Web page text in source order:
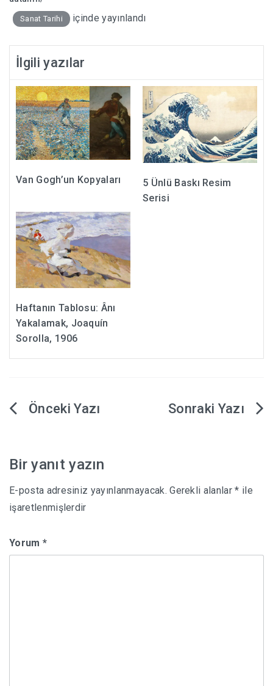
Sanat Tarihi içinde yayınlandı
İlgili yazılar
Van Gogh’un Kopyaları
5 Ünlü Baskı Resim
Serisi
Haftanın Tablosu: Ânı
Yakalamak, Joaquín
Sorolla, 1906
Yazı
Bir yanıt yazın
E-posta adresiniz yayınlanmayacak. Gerekli alanlar* ile
işaretlenmişlerdir
Yorum *